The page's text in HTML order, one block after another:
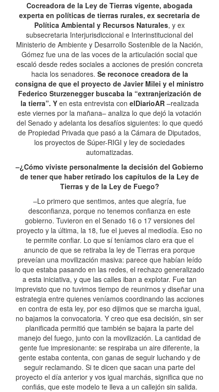
Cocreadora de la Ley de Tierras vigente, abogada
experta en políticas de tierras rurales, ex secretaria de
Política Ambiental y Recursos Naturales, y ex
subsecretaria Interjurisdiccional e Interinstitucional del
Ministerio de Ambiente y Desarrollo Sostenible de la Nación,
Gómez fue una de las voces de la articulación social que
escaló desde redes sociales a acciones de presión concreta
hacia los senadores. Se reconoce creadora de la
consigna de que el proyecto de Javier Milei y el ministro
Federico Sturzenegger buscaba la “extranjerización de
la tierra”. Y en esta entrevista con elDiarioAR–realizada
este viernes por la mañana– analiza lo que dejó la votación
del Senado y adelanta los desafíos siguientes: lo que quedó
de Propiedad Privada que pasó a la Cámara de Diputados,
los proyectos de Súper-RIGI y ley de sociedades
automatizadas.
–¿Cómo viviste personalmente la decisión del Gobierno
de tener que haber retirado los capítulos de la Ley de
Tierras y de la Ley de Fuego?
–Lo primero que sentimos, antes que alegría, fue
desconfianza, porque no tenemos confianza en este
gobierno. Tuvieron en el Senado 16 o 17 versiones del
proyecto y la última, la 18, fue el jueves al mediodía. Eso no
te permite confiar. Lo que sí teníamos claro era que el
anuncio de que se retiraba la ley de Tierras era porque
preveían una movilización masiva: parece que habían leído
lo que estaba pasando en las redes, el rechazo generalizado
a esta iniciativa, y que las calles iban a explotar. Fue tan
imprevisto que no tuvimos tiempo de reunirnos y diseñar una
estrategia entre quienes veníamos coordinando las acciones
en contra de esta ley, por eso dijimos que se marcha igual,
no bajamos la convocatoria. Y creo que esa decisión, sin ser
planificada permitió que también se bajara la parte del
manejo del fuego, junto con la movilización. La cantidad de
gente fue impresionante: se respiraba un aire diferente, la
gente estaba contenta, con ganas de seguir luchando y de
seguir reclamando. Si te dicen que sacan una parte del
proyecto el día anterior y vos igual marchás, significa que no
confiás, que este modelo te lleva a un callejón sin salida.